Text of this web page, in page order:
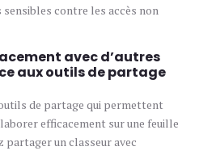
contre les accès non
avec d’autres
aux outils de partage
de partage qui permettent
efficacement sur une feuille
partager un classeur avec